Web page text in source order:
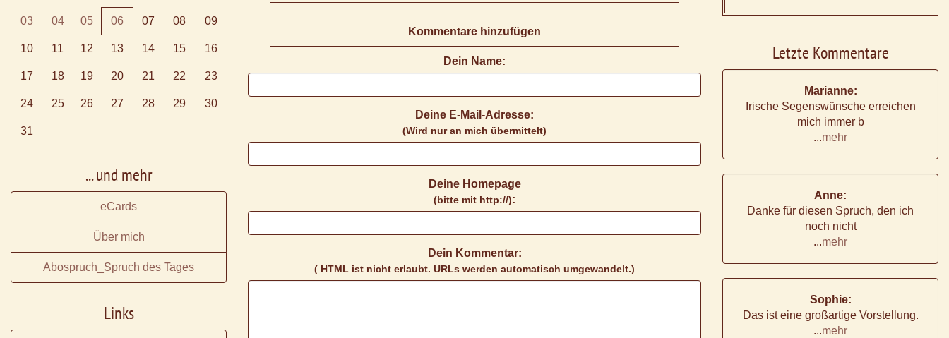
Kommentare hinzufügen
Dein Name:
Deine E-Mail-Adresse:
(Wird nur an mich übermittelt)
Deine Homepage
(bitte mit http://):
Dein Kommentar:
( HTML ist nicht erlaubt. URLs werden automatisch umgewandelt.)
03 04 05 06 07 08 09
10 11 12 13 14 15 16
17 18 19 20 21 22 23
24 25 26 27 28 29 30
31
... und mehr
eCards
Über mich
Abospruch_Spruch des Tages
Links
Letzte Kommentare
Marianne:
Irische Segenswünsche erreichen
mich immer b
...mehr
Anne:
Danke für diesen Spruch, den ich
noch nicht
...mehr
Sophie:
Das ist eine großartige Vorstellung.
...mehr